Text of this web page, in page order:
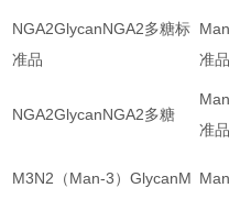
NGA2GlycanNGA2多糖标
准品
准品
NGA2GlycanNGA2多糖
准品
M3N2（Man-3）GlycanM